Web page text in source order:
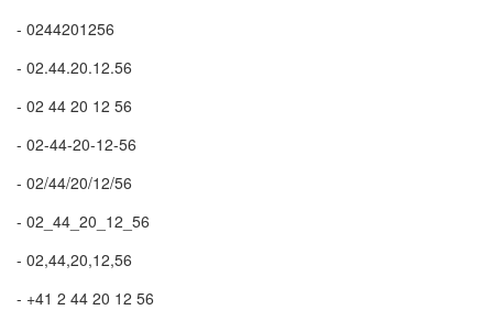
- 0244201256
- 02.44.20.12.56
- 02 44 20 12 56
- 02-44-20-12-56
- 02/44/20/12/56
- 02_44_20_12_56
- 02,44,20,12,56
- +41 2 44 20 12 56